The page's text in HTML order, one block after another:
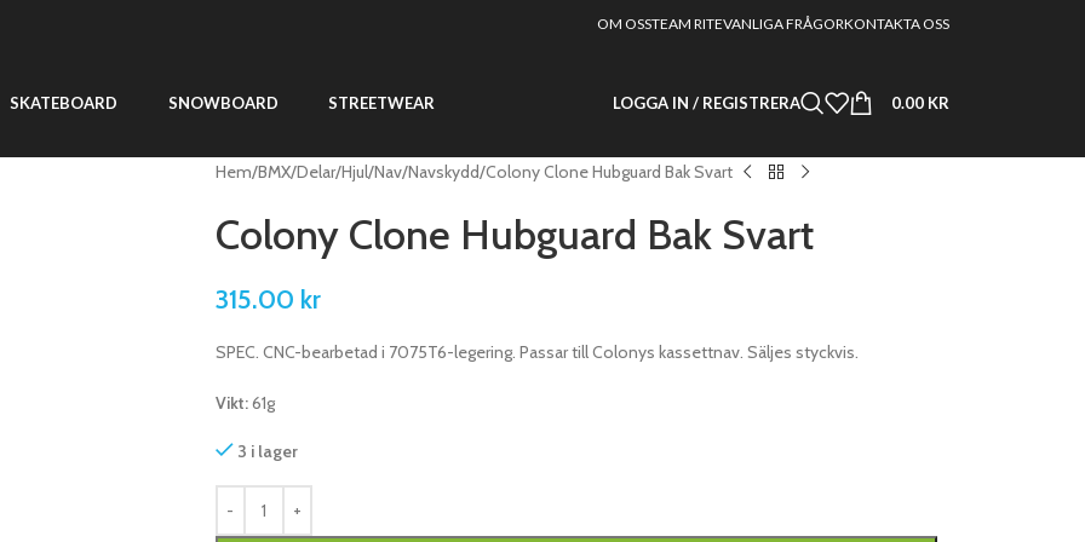
OM OSSTEAM RITEVANLIGA FRÅGORKONTAKTA OSS
SKATEBOARD SNOWBOARD STREETWEAR LOGGA IN / REGISTRERA 0.00 KR
Hem BMX Delar Hjul Nav Navskydd Colony Clone Hubguard Bak Svart
Colony Clone Hubguard Bak Svart
315.00 kr
SPEC. CNC-bearbetad i 7075T6-legering. Passar till Colonys kassettnav. Säljes styckvis.
Vikt:61g
3 i lager